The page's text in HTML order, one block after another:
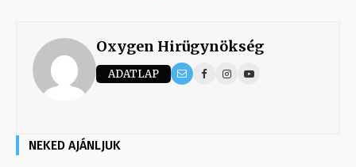
Oxygen Hirügynökség
ADATLAP
NEKED AJÁNLJUK